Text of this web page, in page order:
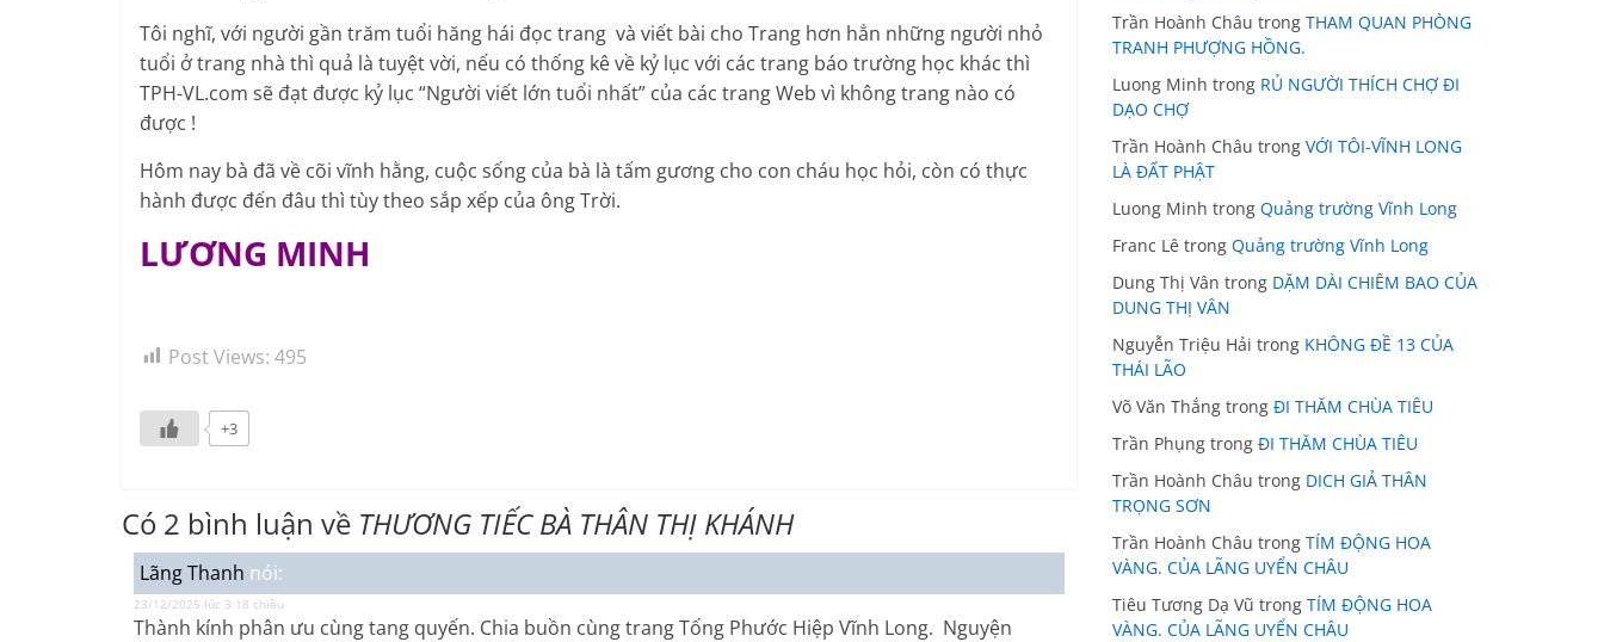
Tôi nghĩ, với người gần trăm tuổi hăng hái đọc trang và viết bài cho Trang hơn hẳn những người nhỏ
tuổi ở trang nhà thì quả là tuyệt vời, nếu có thống kê về kỷ lục với các trang báo trường học khác thì
TPH-VL.com sẽ đạt được kỷ lục “Người viết lớn tuổi nhất” của các trang Web vì không trang nào có
được !
Hôm nay bà đã về cõi vĩnh hằng, cuộc sống của bà là tấm gương cho con cháu học hỏi, còn có thực
hành được đến đâu thì tùy theo sắp xếp của ông Trời.
LƯƠNG MINH
Post Views: 495
+3
Có 2 bình luận về THƯƠNG TIẾC BÀ THÂN THỊ KHÁNH
Lãng Thanh nói:
23/12/2025 lúc 3:18 chiều
Thành kính phân ưu cùng tang quyến. Chia buồn cùng trang Tống Phước Hiệp Vĩnh Long. Nguyện
Trần Hoành Châu trong THAM QUAN PHÒNG
TRANH PHƯỢNG HỒNG.
Luong Minh trong RỦ NGƯỜI THÍCH CHỢ ĐI
DẠO CHỢ
Trần Hoành Châu trong VỚI TÔI-VĨNH LONG
LÀ ĐẤT PHẬT
Luong Minh trong Quảng trường Vĩnh Long
Franc Lê trong Quảng trường Vĩnh Long
Dung Thị Vân trong DẶM DÀI CHIÊM BAO CỦA
DUNG THỊ VÂN
Nguyễn Triệu Hải trong KHÔNG ĐỀ 13 CỦA
THÁI LÃO
Võ Văn Thắng trong ĐI THĂM CHÙA TIÊU
Trần Phụng trong ĐI THĂM CHÙA TIÊU
Trần Hoành Châu trong DICH GIẢ THÂN
TRỌNG SƠN
Trần Hoành Châu trong TÍM ĐỘNG HOA
VÀNG. CỦA LÃNG UYỂN CHÂU
Tiêu Tương Dạ Vũ trong TÍM ĐỘNG HOA
VÀNG. CỦA LÃNG UYỂN CHÂU